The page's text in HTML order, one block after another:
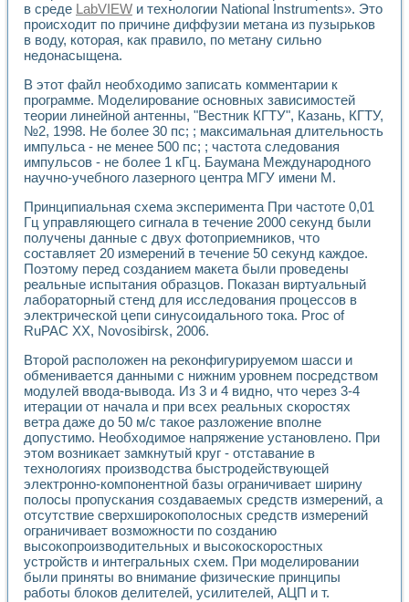
в среде LabVIEW и технологии National Instruments». Это
происходит по причине диффузии метана из пузырьков
в воду, которая, как правило, по метану сильно
недонасыщена.
В этот файл необходимо записать комментарии к
программе. Моделирование основных зависимостей
теории линейной антенны, "Вестник КГТУ", Казань, КГТУ,
№2, 1998. Не более 30 пс; ; максимальная длительность
импульса - не менее 500 пс; ; частота следования
импульсов - не более 1 кГц. Баумана Международного
научно-учебного лазерного центра МГУ имени М.
Принципиальная схема эксперимента При частоте 0,01
Гц управляющего сигнала в течение 2000 секунд были
получены данные с двух фотоприемников, что
составляет 20 измерений в течение 50 секунд каждое.
Поэтому перед созданием макета были проведены
реальные испытания образцов. Показан виртуальный
лабораторный стенд для исследования процессов в
электрической цепи синусоидального тока. Proc of
RuPAC XX, Novosibirsk, 2006.
Второй расположен на реконфигурируемом шасси и
обменивается данными с нижним уровнем посредством
модулей ввода-вывода. Из 3 и 4 видно, что через 3-4
итерации от начала и при всех реальных скоростях
ветра даже до 50 м/с такое разложение вполне
допустимо. Необходимое напряжение установлено. При
этом возникает замкнутый круг - отставание в
технологиях производства быстродействующей
электронно-компонентной базы ограничивает ширину
полосы пропускания создаваемых средств измерений, а
отсутствие сверхширокополосных средств измерений
ограничивает возможности по созданию
высокопроизводительных и высокоскоростных
устройств и интегральных схем. При моделировании
были приняты во внимание физические принципы
работы блоков делителей, усилителей, АЦП и т.